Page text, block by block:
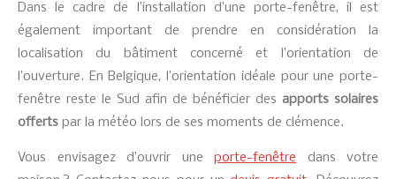
Dans le cadre de l’installation d’une porte-fenêtre, il est
également important de prendre en considération la
localisation du bâtiment concerné et l’orientation de
l’ouverture. En Belgique, l’orientation idéale pour une porte-
fenêtre reste le Sud afin de bénéficier des apports solaires
offerts par la météo lors de ses moments de clémence.
Vous envisagez d’ouvrir une porte-fenêtre dans votre